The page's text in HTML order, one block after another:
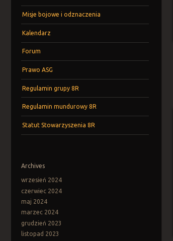
Misje bojowe i odznaczenia
Kalendarz
Forum
Prawo ASG
Regulamin grupy 8R
Regulamin mundurowy 8R
Statut Stowarzyszenia 8R
Archives
wrzesień 2024
czerwiec 2024
maj 2024
marzec 2024
grudzień 2023
listopad 2023